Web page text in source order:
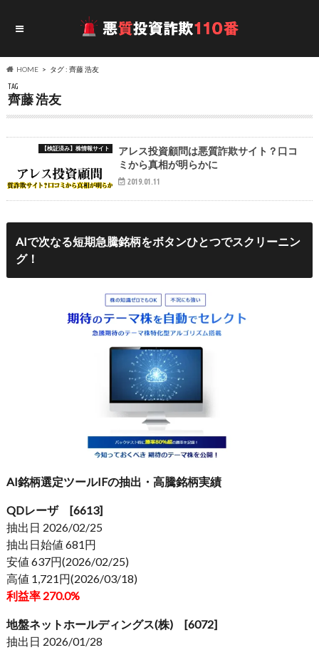
HOME タグ : 齊藤 浩友
TAG
齊藤 浩友
【検証済み】株情報サイト
アレス投資顧問は悪質詐欺サイト？口コ
ミから真相が明らかに
2019.01.11
AIで次なる短期急騰銘柄をボタンひとつでスクリーニン
グ！
AI銘柄選定ツールIFの抽出・高騰銘柄実績
QDレーザ [6613]
抽出日 2026/02/25
抽出日始値 681円
安値 637円(2026/02/25)
高値 1,721円(2026/03/18)
利益率 270.0%
地盤ネットホールディングス(株) [6072]
抽出日 2026/01/28